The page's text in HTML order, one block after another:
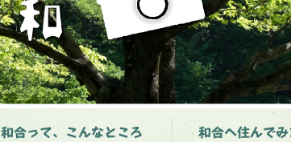
和合って、こんなところ 和合へ住んで